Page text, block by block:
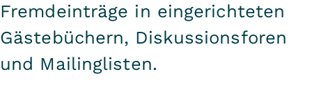
Fremdeinträge in eingerichteten
Gästebüchern, Diskussionsforen
und Mailinglisten.